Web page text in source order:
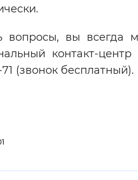
вопросы, вы всегда
контакт-
(звонок бесплатный).